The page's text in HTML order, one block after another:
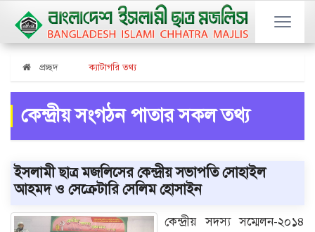
প্রচ্ছদ ক্যাটাগরি তথ্য
কেন্দ্রীয় সংগঠন পাতার সকল তথ্য
ইসলামী ছাত্র মজলিসের কেন্দ্রীয় সভাপতি সোহাইল
আহমদ ও সেক্রেটারি সেলিম হোসাইন
কেন্দ্রীয় সদস্য সম্মেলন-২০১৪